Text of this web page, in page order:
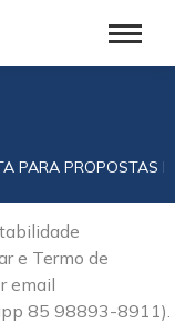
PARA PROPOSTAS
e Termo de
email
85 98893-8911).